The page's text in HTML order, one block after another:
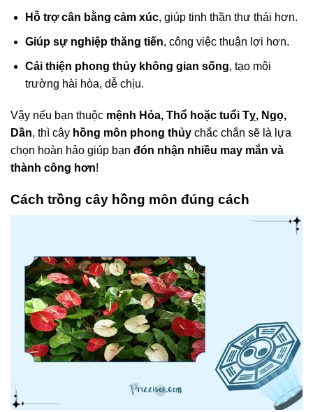
Hỗ trợ cân bằng cảm xúc, giúp tinh thần thư thái hơn.
Giúp sự nghiệp thăng tiến, công việc thuận lợi hơn.
Cải thiện phong thủy không gian sống, tạo môi
trường hài hòa, dễ chịu.
Vậy nếu bạn thuộc mệnh Hỏa, Thổ hoặc tuổi Tỵ, Ngọ,
Dần, thì cây hồng môn phong thủy chắc chắn sẽ là lựa
chọn hoàn hảo giúp bạn đón nhận nhiều may mắn và
thành công hơn!
Cách trồng cây hồng môn đúng cách